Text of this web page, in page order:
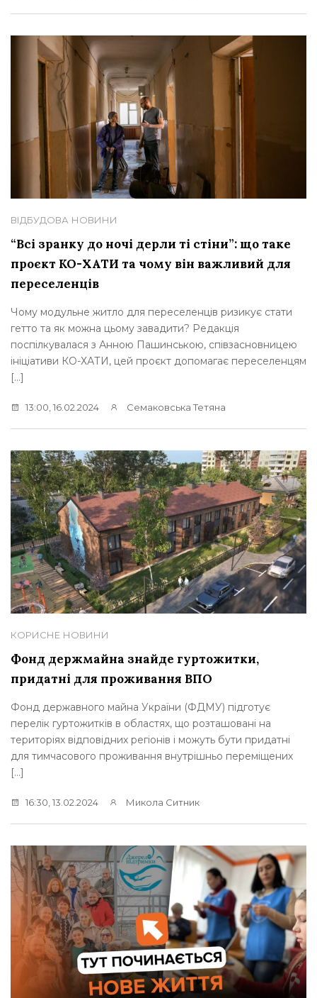
ВІДБУДОВА НОВИНИ
“Всі зранку до ночі дерли ті стіни”: що таке
проєкт КО-ХАТИ та чому він важливий для
переселенців
Чому модульне житло для переселенців ризикує стати
гетто та як можна цьому завадити? Редакція
поспілкувалася з Анною Пашинською, співзасновницею
ініціативи КО-ХАТИ, цей проєкт допомагає переселенцям
[…]
13:00, 16.02.2024 Семаковська Тетяна
КОРИСНЕ НОВИНИ
Фонд держмайна знайде гуртожитки,
придатні для проживання ВПО
Фонд державного майна України (ФДМУ) підготує
перелік гуртожитків в областях, що розташовані на
територіях відповідних регіонів і можуть бути придатні
для тимчасового проживання внутрішньо переміщених
[…]
16:30, 13.02.2024 Микола Ситник